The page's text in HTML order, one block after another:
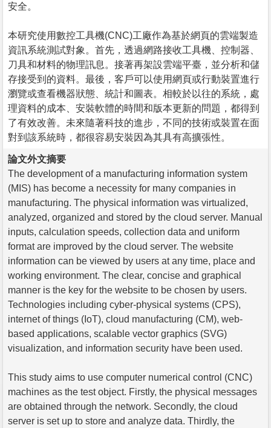
安全。
本研究使用數控工具機(CNC)工廠作為基於網頁的雲端製造
資訊系統測試對象。首先，透過網路接收工具機、控制器、
刀具和材料的物理訊息。接著再架設雲端平臺，並分析和儲
存接受到的資料。最後，客戶可以使用網頁或行動裝置進行
瀏覽或查看機器狀態、統計和圖表。相較於以往的系統，處
理資料的成本、安裝軟體的時間和版本更新的問題，都得到
了有效改善。未來隨著科技的進步，不同的技術或裝置在面
對到該系統時，都很容易安裝因為其具有高擴張性。
論文外文摘要
The development of a manufacturing information system
(MIS) has become a necessity for many companies in
manufacturing. The physical information was virtualized,
analyzed, organized and stored by the cloud server. Manual
inputs, calculation speeds, collection data and uniform
format are improved by the cloud server. The website
information can be viewed by users at any time, place and
working environment. The clear, concise and graphical
manner is the key for the website to be chosen by users.
Technologies including cyber-physical systems (CPS),
internet of things (IoT), cloud manufacturing (CM), web-
based applications, scalable vector graphics (SVG)
visualization, and information security have been used.
This study aims to use computer numerical control (CNC)
machines as the test object. Firstly, the physical messages
are obtained through the network. Secondly, the cloud
server is set up to store and analyze data. Thirdly, the